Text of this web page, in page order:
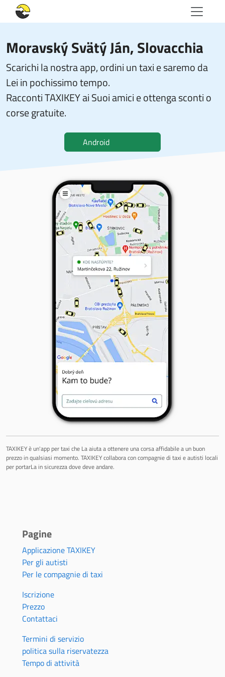
Moravský Svätý Ján, Slovacchia
Scarichi la nostra app, ordini un taxi e saremo da
Lei in pochissimo tempo.
Racconti TAXIKEY ai Suoi amici e ottenga sconti o
corse gratuite.
Android
TAXIKEY è un'app per taxi che La aiuta a ottenere una corsa affidabile a un buon
prezzo in qualsiasi momento. TAXIKEY collabora con compagnie di taxi e autisti locali
per portarLa in sicurezza dove deve andare.
Pagine
Applicazione TAXIKEY
Per gli autisti
Per le compagnie di taxi
Iscrizione
Prezzo
Contattaci
Termini di servizio
politica sulla riservatezza
Tempo di attività